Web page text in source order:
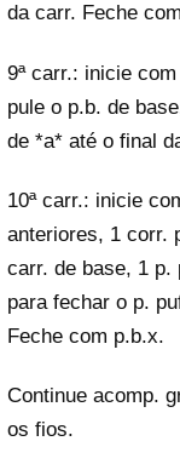
da carr. Feche
9ª carr.: inicie
pule o p.b. de
de *a* até o final
10ª carr.: inicie
anteriores, 1 corr.
carr. de base, 1
para fechar o p.
Feche com p.b.x.
Continue acomp.
os fios.